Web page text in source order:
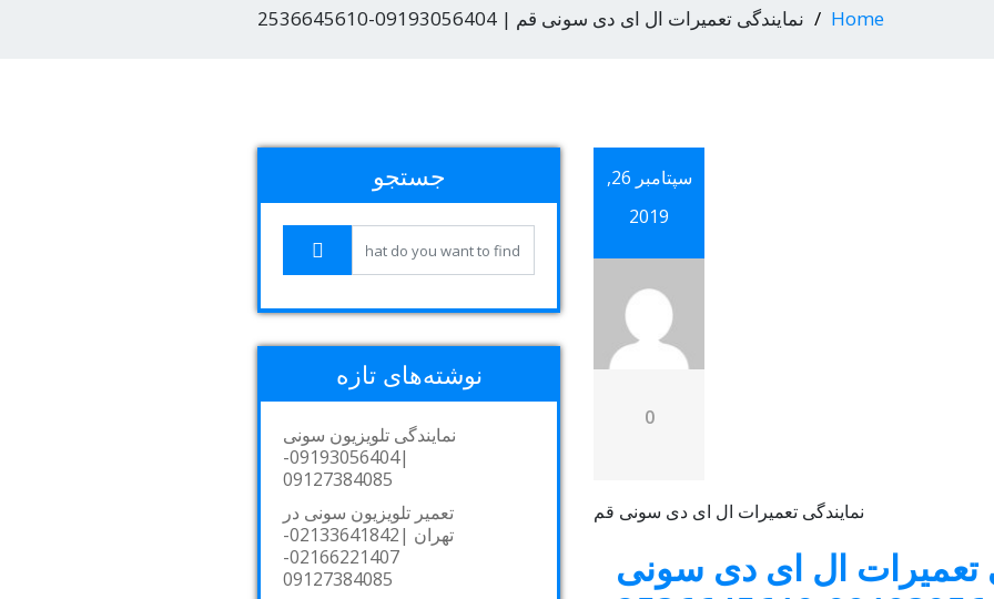
Home نمایندگی تعمیرات ال ای دی سونی قم | 09193056404-2536645610
سپتامبر 26,
2019
0
تعمیرات ال ای دی سونی
جستجو
نوشته‌های تازه
نمایندگی تلویزیون سونی
|09193056404-
09127384085
تعمیر تلویزیون سونی در
تهران |02133641842-
02166221407-
09127384085